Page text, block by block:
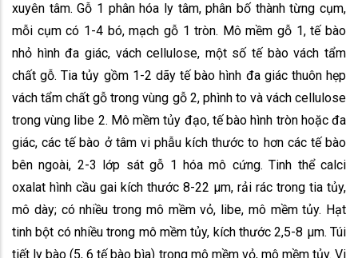
xuyên tâm. Gỗ 1 phân hóa ly tâm, phân bố thành từng cụm,
mỗi cụm có 1-4 bó, mạch gỗ 1 tròn. Mô mềm gỗ 1, tế bào
nhỏ hình đa giác, vách cellulose, một số tế bào vách tẩm
chất gỗ. Tia tủy gồm 1-2 dãy tế bào hình đa giác thuôn hẹp
vách tẩm chất gỗ trong vùng gỗ 2, phình to và vách cellulose
trong vùng libe 2. Mô mềm tủy đạo, tế bào hình tròn hoặc đa
giác, các tế bào ở tâm vi phẫu kích thước to hơn các tế bào
bên ngoài, 2-3 lớp sát gỗ 1 hóa mô cứng. Tinh thể calci
oxalat hình cầu gai kích thước 8-22 µm, rải rác trong tia tủy,
mô dày; có nhiều trong mô mềm vỏ, libe, mô mềm tủy. Hạt
tinh bột có nhiều trong mô mềm tủy, kích thước 2,5-8 µm. Túi
tiết ly bào (5, 6 tế bào bìa) trong mô mềm vỏ, mô mềm tủy. Vi